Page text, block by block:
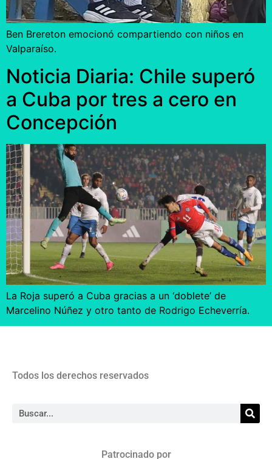
Ben Brereton emocionó compartiendo con niños en
Valparaíso.
Noticia Diaria: Chile superó
a Cuba por tres a cero en
Concepción
La Roja superó a Cuba gracias a un ‘doblete’ de
Marcelino Núñez y otro tanto de Rodrigo Echeverría.
Todos los derechos reservados
Patrocinado por